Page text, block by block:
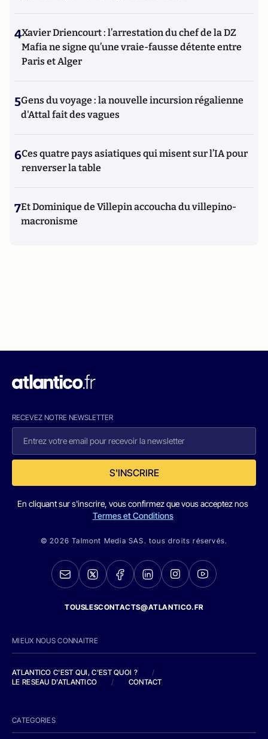
4Xavier Driencourt : l’arrestation du chef de la DZ
Mafia ne signe qu’une vraie-fausse détente entre
Paris et Alger
5Gens du voyage : la nouvelle incursion régalienne
d'Attal fait des vagues
6Ces quatre pays asiatiques qui misent sur l’IA pour
renverser la table
7Et Dominique de Villepin accoucha du villepino-
macronisme
RECEVEZ NOTRE NEWSLETTER
S'INSCRIRE
En cliquant sur s'inscrire, vous confirmez que vous acceptez nos
Termes et Conditions
© 2026 Talmont Media SAS. tous droits réservés.
TOUSLESCONTACTS@ATLANTICO.FR
MIEUX NOUS CONNAITRE
ATLANTICO C'EST QUI, C'EST QUOI ?
/
LE RESEAU D'ATLANTICO
/ CONTACT
CATEGORIES